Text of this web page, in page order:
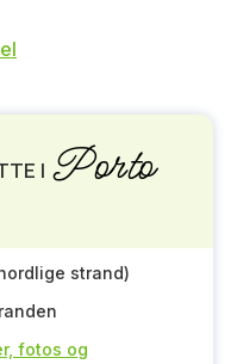
I Porto
strand)
fotos og